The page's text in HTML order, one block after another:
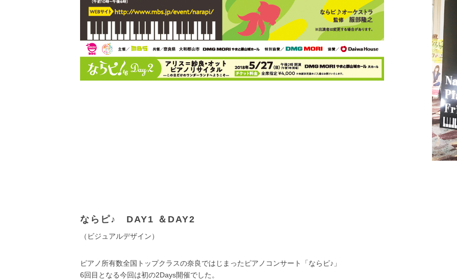
ならピ♪ DAY1 ＆DAY2
（ビジュアルデザイン）
ピアノ所有数全国トップクラスの奈良ではじまったピアノコンサート「ならピ♪」
6回目となる今回は初の2Days開催でした。